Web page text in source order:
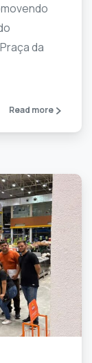
da
Read more
0